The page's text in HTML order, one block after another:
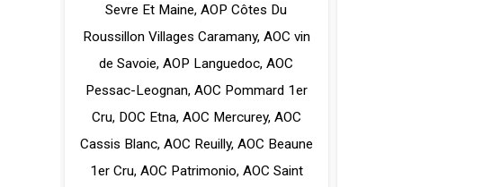
Sevre Et Maine,AOP Côtes Du
Roussillon Villages Caramany, AOC vin
de Savoie,AOP Languedoc,AOC
Pessac-Leognan, AOC Pommard 1er
Cru, DOC Etna, AOC Mercurey, AOC
Cassis Blanc, AOC Reuilly, AOC Beaune
1er Cru, AOC Patrimonio, AOC Saint